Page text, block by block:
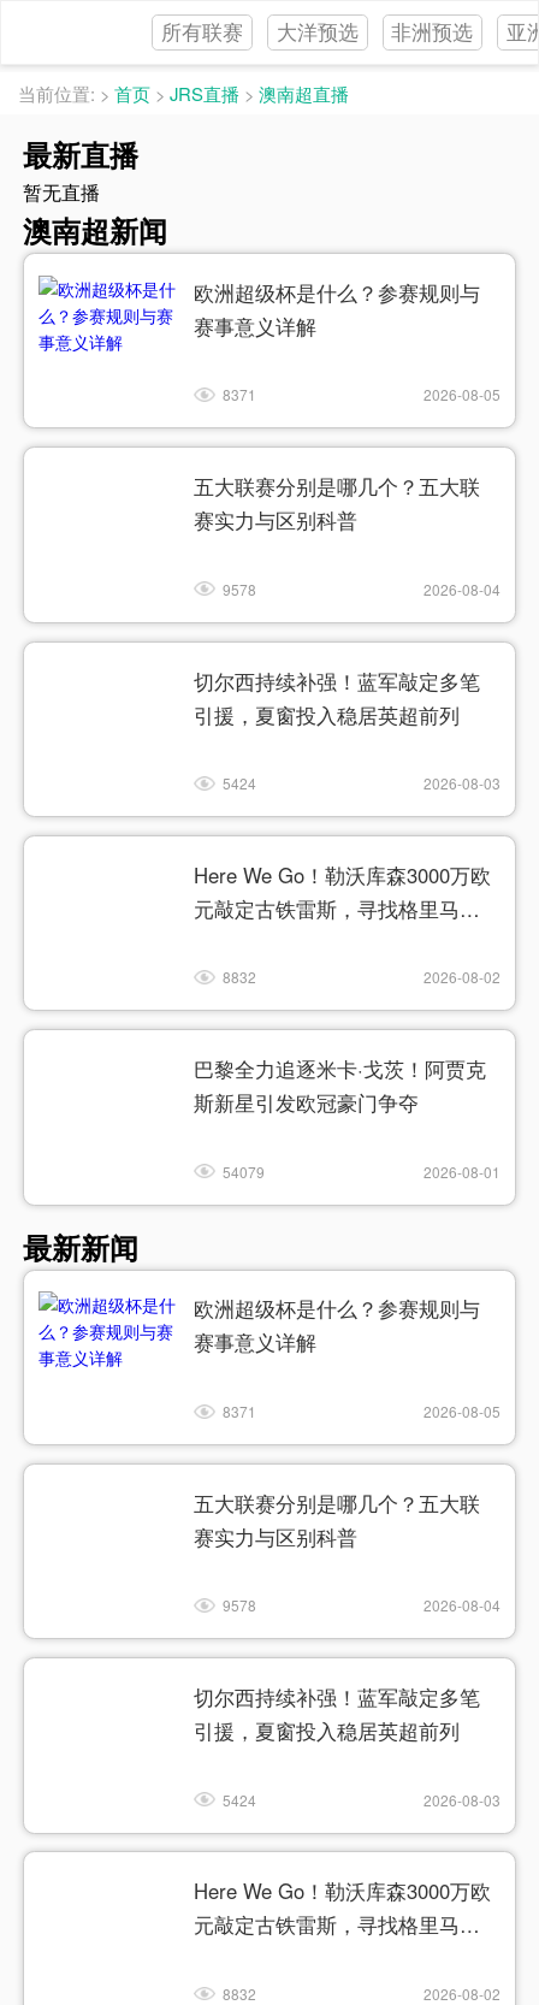
所有联赛 大洋预选 非洲预选 亚
当前位置: > 首页 > JRS直播 > 澳南超直播
最新直播
暂无直播
澳南超新闻
欧洲超级杯是什么？参赛规则与
赛事意义详解
8371 2026-08-05
五大联赛分别是哪几个？五大联
赛实力与区别科普
9578 2026-08-04
切尔西持续补强！蓝军敲定多笔
引援，夏窗投入稳居英超前列
5424 2026-08-03
Here We Go！勒沃库森3000万欧
元敲定古铁雷斯，寻找格里马尔
8832 2026-08-02
巴黎全力追逐米卡·戈茨！阿贾克
斯新星引发欧冠豪门争夺
54079 2026-08-01
最新新闻
欧洲超级杯是什么？参赛规则与
赛事意义详解
8371 2026-08-05
五大联赛分别是哪几个？五大联
赛实力与区别科普
9578 2026-08-04
切尔西持续补强！蓝军敲定多笔
引援，夏窗投入稳居英超前列
5424 2026-08-03
Here We Go！勒沃库森3000万欧
元敲定古铁雷斯，寻找格里马尔
8832 2026-08-02